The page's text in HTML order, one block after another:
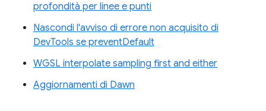
profondità per linee e punti
Nascondi l'avviso di errore non acquisito di
DevTools se preventDefault
WGSL interpolate sampling first and either
Aggiornamenti di Dawn